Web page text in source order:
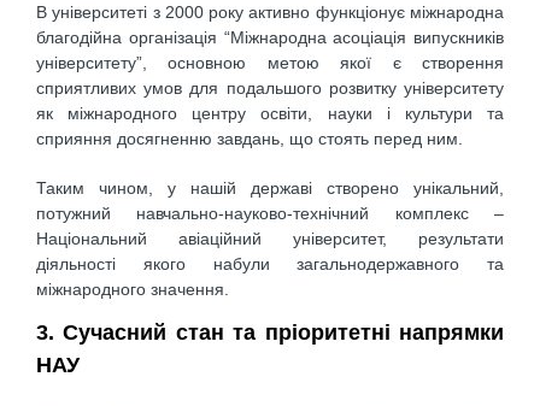
В університеті з 2000 року активно функціонує міжнародна
благодійна організація “Міжнародна асоціація випускників
університету”, основною метою якої є створення
сприятливих умов для подальшого розвитку університету
як міжнародного центру освіти, науки і культури та
сприяння досягненню завдань, що стоять перед ним.
Таким чином, у нашій державі створено унікальний,
потужний навчально-науково-технічний комплекс –
Національний авіаційний університет, результати
діяльності якого набули загальнодержавного та
міжнародного значення.
3. Сучасний стан та пріоритетні напрямки
НАУ